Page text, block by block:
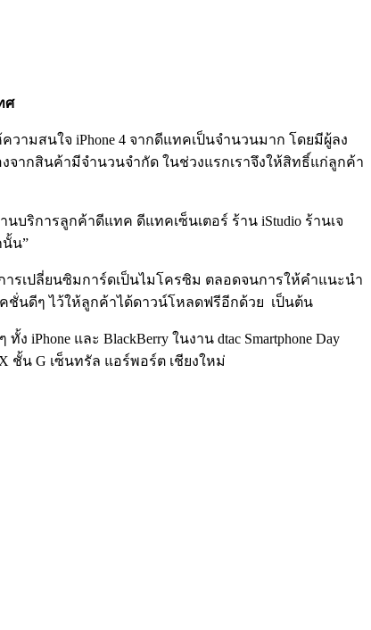
ศ
มสนใจ iPhone 4 จากดีแทคเป็นจำนวนมาก โดยมีผู้ลง
จากสินค้ามีจำนวนจำกัด ในช่วงแรกเราจึงให้สิทธิ์แก่ลูกค้า
บริการลูกค้าดีแทค ดีแทคเซ็นเตอร์ ร้าน iStudio ร้านเจ
นั้น”
ารเปลี่ยนซิมการ์ดเป็นไมโครซิม ตลอดจนการให้คำแนะนำ
คชั่นดีๆ ไว้ให้ลูกค้าได้ดาวน์โหลดฟรีอีกด้วย เป็นต้น
และ BlackBerry ในงาน dtac Smartphone Day
ชั้น G เซ็นทรัล แอร์พอร์ต เชียงใหม่